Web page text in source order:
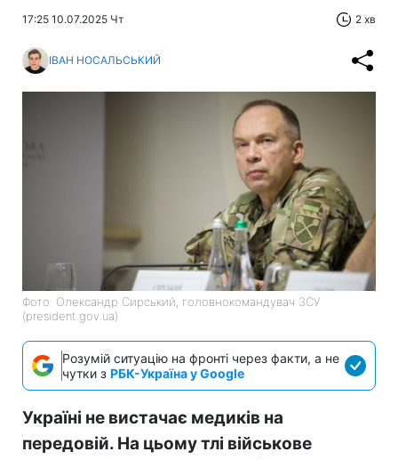
17:25 10.07.2025 Чт 2 хв
ІВАН НОСАЛЬСЬКИЙ
Фото: Олександр Сирський, головнокомандувач ЗСУ
(president.gov.ua)
Розумій ситуацію на фронті через факти, а не
чутки з РБК-Україна у Google
Україні не вистачає медиків на
передовій. На цьому тлі військове